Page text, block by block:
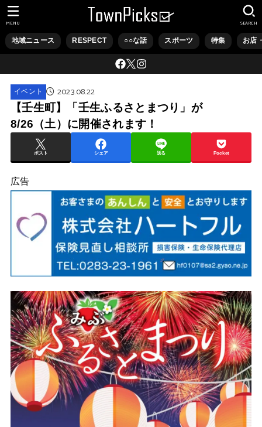
地域ニュース RESPECT ○○な話 スポーツ 特集 お店
SEARCH
MENU
イベント 2023.08.22
【壬生町】「壬生ふるさとまつり」が
8/26（土）に開催されます！
ポスト シェア 送る Pocket
広告